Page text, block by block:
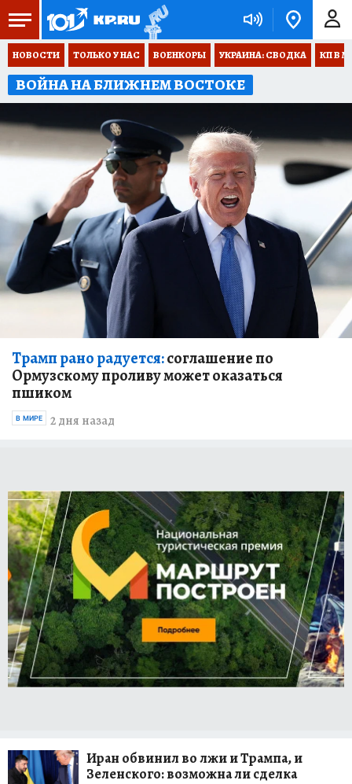
НОВОСТИ ТОЛЬКО У НАС ВОЕНКОРЫ УКРАИНА: СВОДКА КП В
ВОЙНА НА БЛИЖНЕМ ВОСТОКЕ
Трамп рано радуется:соглашение по
Ормузскому проливу может оказаться
пшиком
2 дня назад
В МИРЕ
Иран обвинил во лжи и Трампа, и
Зеленского: возможна ли сделка